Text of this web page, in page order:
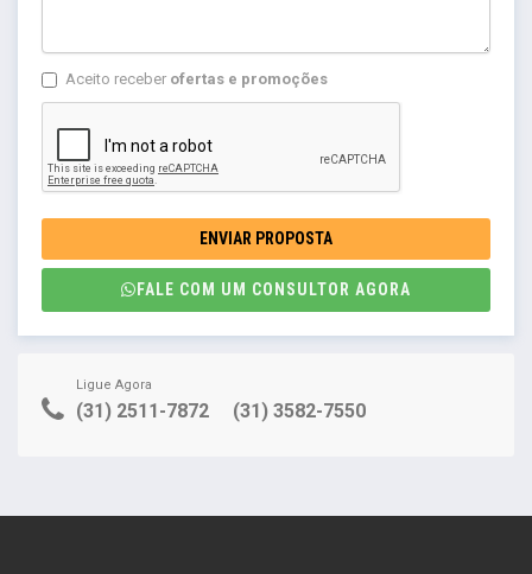
Aceito receber ofertas e promoções
ENVIAR PROPOSTA
FALE COM UM CONSULTOR AGORA
Ligue Agora
(31) 2511-7872 (31) 3582-7550